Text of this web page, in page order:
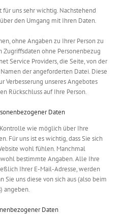
für uns sehr wichtig. Nachstehend
den Umgang mit Ihren Daten.
ohne Angaben zu Ihrer Person zu
ohne Personenbezug
Service Providers, die Seite, von der
der angeforderten Datei. Diese
Verbesserung unseres Angebotes
Rückschluss auf Ihre Person.
Daten
wie möglich über Ihre
Für uns ist es wichtig, dass Sie sich
wohl fühlen. Manchmal
bestimmte Angaben. Alle Ihre
Ihrer E-Mail-Adresse, werden
Sie uns diese von sich aus (also beim
angeben.
Daten